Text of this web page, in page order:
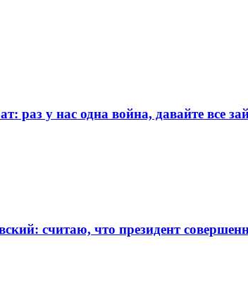
раз у нас одна война, давайте все
считаю, что президент